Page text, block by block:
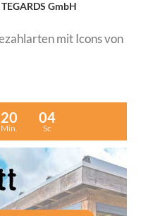
TEGARDS GmbH
20
Min.
04
Sc